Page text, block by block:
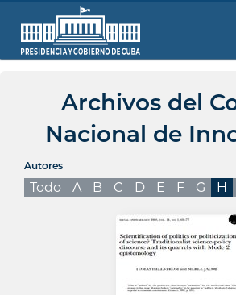
Archivos del
Nacional de
Autores
Todo A B C D E F G H